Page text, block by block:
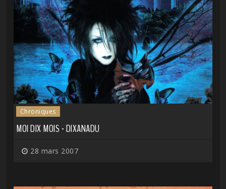
Chroniques
MOI DIX MOIS - DIXANADU
28 mars 2007